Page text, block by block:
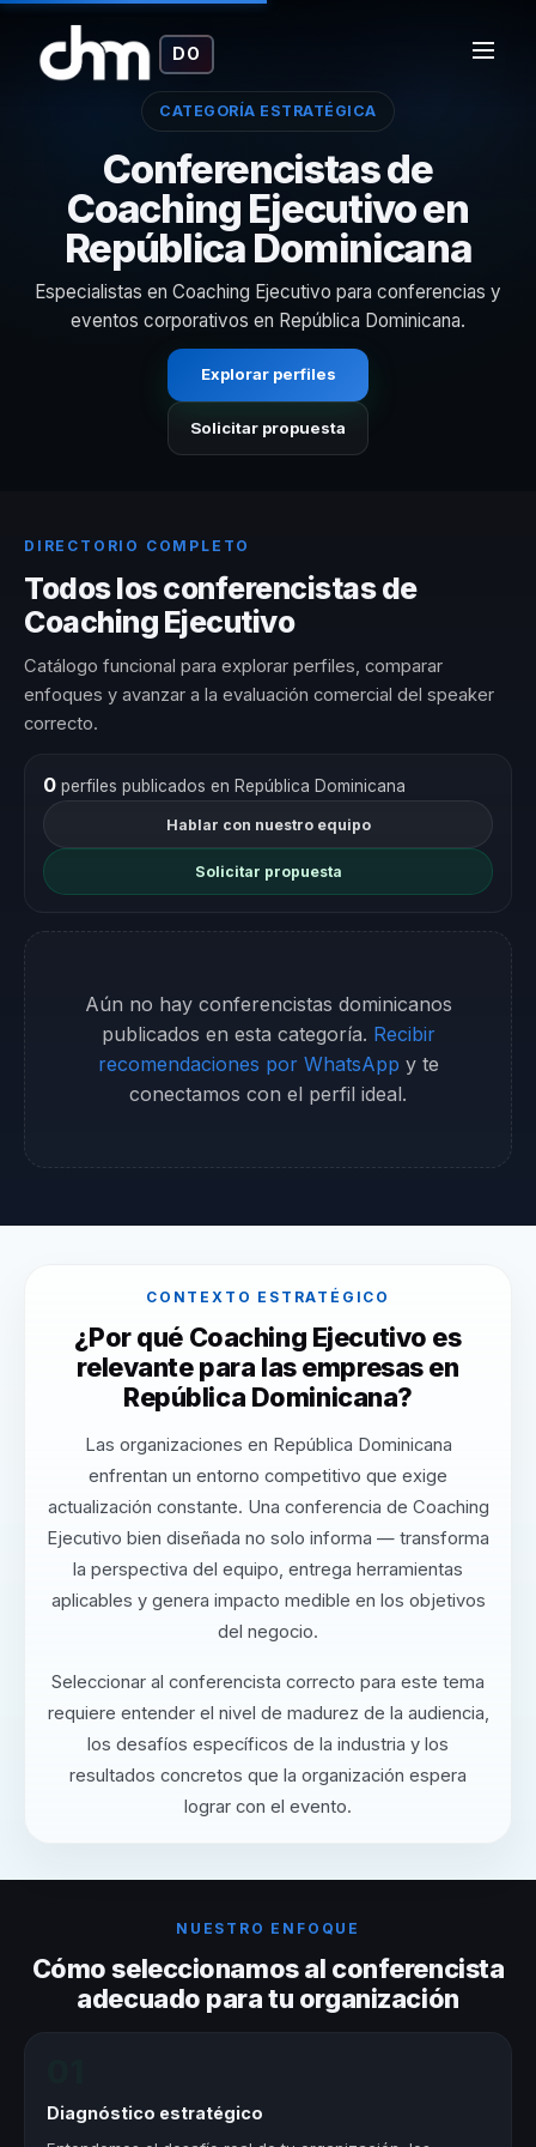
DO
CATEGORÍA ESTRATÉGICA
Conferencistas de
Coaching Ejecutivo en
República Dominicana
Especialistas en Coaching Ejecutivo para conferencias y
eventos corporativos en República Dominicana.
Explorar perfiles
Solicitar propuesta
DIRECTORIO COMPLETO
Todos los conferencistas de
Coaching Ejecutivo
Catálogo funcional para explorar perfiles, comparar
enfoques y avanzar a la evaluación comercial del speaker
correcto.
0perfiles publicados en República Dominicana
Hablar con nuestro equipo
Solicitar propuesta
Aún no hay conferencistas dominicanos
publicados en esta categoría. Recibir
recomendaciones por WhatsApp y te
conectamos con el perfil ideal.
CONTEXTO ESTRATÉGICO
¿Por qué Coaching Ejecutivo es
relevante para las empresas en
República Dominicana?
Las organizaciones en República Dominicana
enfrentan un entorno competitivo que exige
actualización constante. Una conferencia de Coaching
Ejecutivo bien diseñada no solo informa — transforma
la perspectiva del equipo, entrega herramientas
aplicables y genera impacto medible en los objetivos
del negocio.
Seleccionar al conferencista correcto para este tema
requiere entender el nivel de madurez de la audiencia,
los desafíos específicos de la industria y los
resultados concretos que la organización espera
lograr con el evento.
NUESTRO ENFOQUE
Cómo seleccionamos al conferencista
adecuado para tu organización
Diagnóstico estratégico